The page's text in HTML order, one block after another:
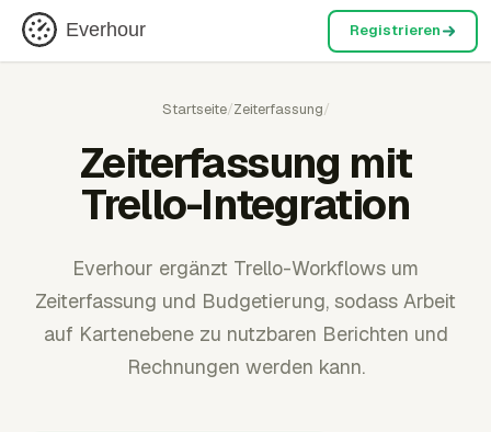
Everhour Registrieren
Startseite/Zeiterfassung/
Zeiterfassung mit
Trello-Integration
Everhour ergänzt Trello-Workflows um
Zeiterfassung und Budgetierung, sodass Arbeit
auf Kartenebene zu nutzbaren Berichten und
Rechnungen werden kann.